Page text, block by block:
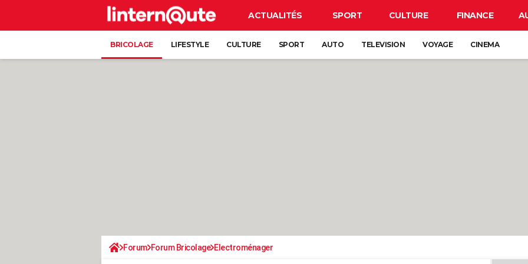
ACTUALITÉS SPORT CULTURE FINANCE
BRICOLAGE LIFESTYLE CULTURE SPORT AUTO TELEVISION VOYAGE CINEMA
Forum Forum Bricolage Electroménager